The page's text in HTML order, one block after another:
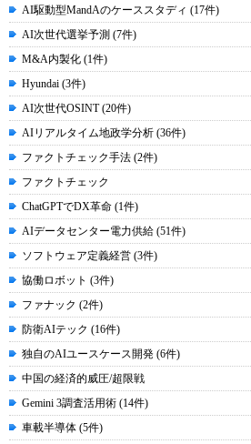
AI駆動型MandAのケーススタディ (17件)
AI次世代選挙予測 (7件)
M&A内製化 (1件)
Hyundai (3件)
AI次世代OSINT (20件)
AIリアルタイム地政学分析 (36件)
ファクトチェック手法 (2件)
ファクトチェック
ChatGPTでDX革命 (1件)
AIデータセンター電力供給 (51件)
ソフトウェア定義経営 (3件)
協働ロボット (3件)
ファナック (2件)
防衛AIテック (16件)
独自のAIユースケース開発 (6件)
中国の経済的威圧/超限戦
Gemini 3調査活用術 (14件)
車載半導体 (5件)